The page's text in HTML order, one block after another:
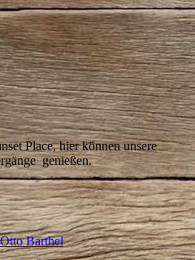
Place, hier können unsere
genießen.
Barthel